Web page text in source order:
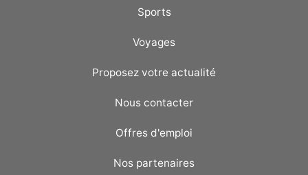
Sports
Voyages
Proposez votre actualité
Nous contacter
Offres d'emploi
Nos partenaires